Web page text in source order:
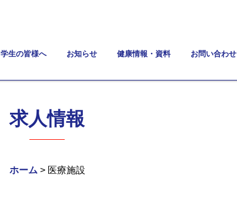
学生の皆様へ お知らせ 健康情報・資料 お問い合わせ
求人情報
ホーム > 医療施設